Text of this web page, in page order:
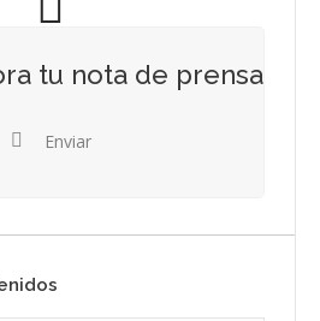
tu nota de prensa
Enviar